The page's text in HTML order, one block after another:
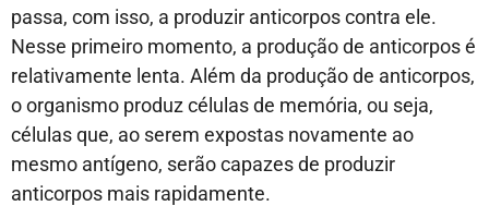
passa, com isso, a produzir anticorpos contra ele.
Nesse primeiro momento, a produção de anticorpos é
relativamente lenta. Além da produção de anticorpos,
o organismo produz células de memória, ou seja,
células que, ao serem expostas novamente ao
mesmo antígeno, serão capazes de produzir
anticorpos mais rapidamente.